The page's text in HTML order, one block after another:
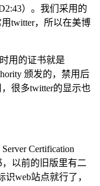
）。我们采用的
twitter，所以在美博
用的证书就是
颁发的，禁用后
很多twitter的显示也
Certification
，以前的旧版里有二
web站点就行了，